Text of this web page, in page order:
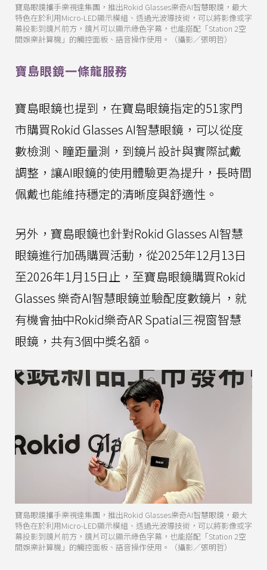
寶島眼鏡攜手樂視達集團，推出Rokid Glasses樂奇AI智慧眼鏡，最大
特色在於利用Micro-LED顯示模組、透過光波導技術，可以將影像或字
幕投影到鏡片前方，鏡片可以顯示綠色字幕，也能搭配「Station 2空
間娛樂計算機」的觸控面板、語音操作使用。（攝影／張明哲）
寶島眼鏡一條龍服務
寶島眼鏡也提到，在寶島眼鏡指定的51家門
市購買Rokid Glasses AI智慧眼鏡，可以從度
數檢測、瞳距量測，到鏡片設計與實際試戴
調整，讓AI眼鏡的使用體驗更為提升，長時間
佩戴也能維持穩定的清晰度與舒適性。
另外，寶島眼鏡也針對Rokid Glasses AI智慧
眼鏡進行加碼購買活動，從2025年12月13日
至2026年1月15日止，至寶島眼鏡購買Rokid
Glasses 樂奇AI智慧眼鏡並驗配度數鏡片，就
有機會抽中Rokid樂奇AR Spatial三視窗智慧
眼鏡，共有3個中獎名額。
寶島眼鏡攜手樂視達集團，推出Rokid Glasses樂奇AI智慧眼鏡，最大
特色在於利用Micro-LED顯示模組、透過光波導技術，可以將影像或字
幕投影到鏡片前方，鏡片可以顯示綠色字幕，也能搭配「Station 2空
間娛樂計算機」的觸控面板、語音操作使用。（攝影／張明哲）